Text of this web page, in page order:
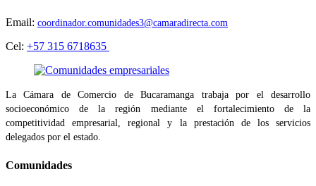
Email: coordinador.comunidades3@camaradirecta.com
Cel: +57 315 6718635
La Cámara de Comercio de Bucaramanga trabaja por el desarrollo
socioeconómico de la región mediante el fortalecimiento de la
competitividad empresarial, regional y la prestación de los servicios
delegados por el estado.
Comunidades